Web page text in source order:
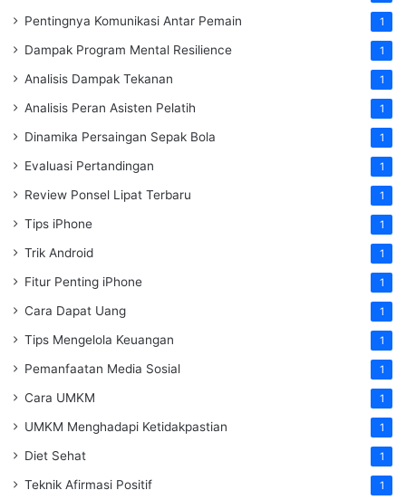
Pentingnya Komunikasi Antar Pemain 1
Dampak Program Mental Resilience 1
Analisis Dampak Tekanan 1
Analisis Peran Asisten Pelatih 1
Dinamika Persaingan Sepak Bola 1
Evaluasi Pertandingan 1
Review Ponsel Lipat Terbaru 1
Tips iPhone 1
Trik Android 1
Fitur Penting iPhone 1
Cara Dapat Uang 1
Tips Mengelola Keuangan 1
Pemanfaatan Media Sosial 1
Cara UMKM 1
UMKM Menghadapi Ketidakpastian 1
Diet Sehat 1
Teknik Afirmasi Positif 1